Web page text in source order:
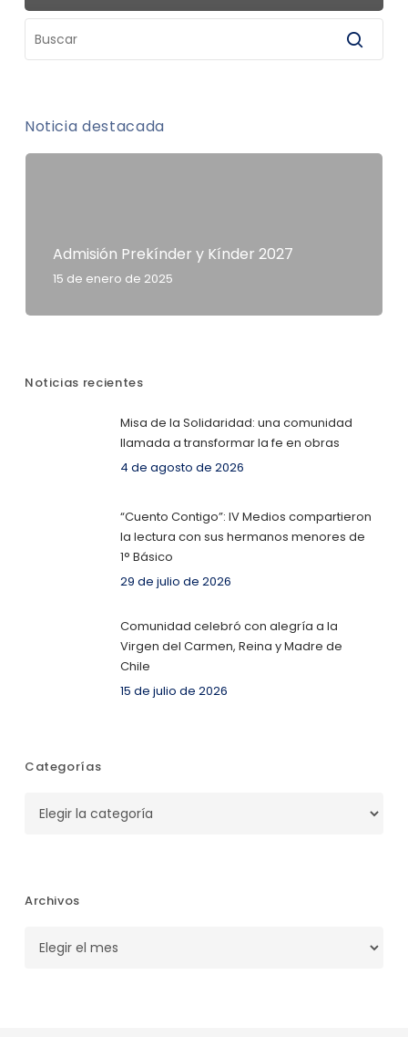
Noticia destacada
Admisión Prekínder y Kínder 2027
15 de enero de 2025
Noticias recientes
Misa de la Solidaridad: una comunidad
llamada a transformar la fe en obras
4 de agosto de 2026
“Cuento Contigo”: IV Medios compartieron
la lectura con sus hermanos menores de
1° Básico
29 de julio de 2026
Comunidad celebró con alegría a la
Virgen del Carmen, Reina y Madre de
Chile
15 de julio de 2026
Categorías
Archivos